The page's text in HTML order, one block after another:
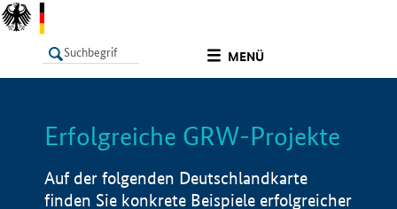
MENÜ
LISTE Info
Erfolgreiche GRW-Projekte
Auf der folgenden Deutschlandkarte
finden Sie konkrete Beispiele erfolgreicher